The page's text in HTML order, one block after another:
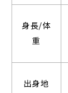
身長/体
重
出身地